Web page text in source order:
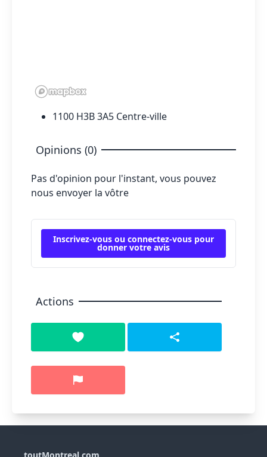
1100 H3B 3A5 Centre-ville
Opinions (0)
Pas d'opinion pour l'instant, vous pouvez
nous envoyer la vôtre
Inscrivez-vous ou connectez-vous pour
donner votre avis
Actions